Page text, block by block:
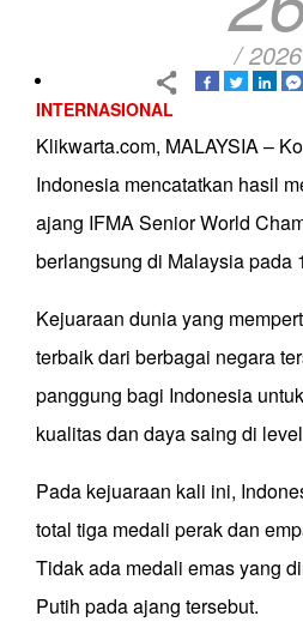
/ 2026
INTERNASIONAL
Klikwarta.com, MALAYSIA –
Indonesia mencatatkan hasil
ajang IFMA Senior World
berlangsung di Malaysia pada
Kejuaraan dunia yang
terbaik dari berbagai negara
panggung bagi Indonesia
kualitas dan daya saing di
Pada kejuaraan kali ini,
total tiga medali perak dan
Tidak ada medali emas yang
Putih pada ajang tersebut.